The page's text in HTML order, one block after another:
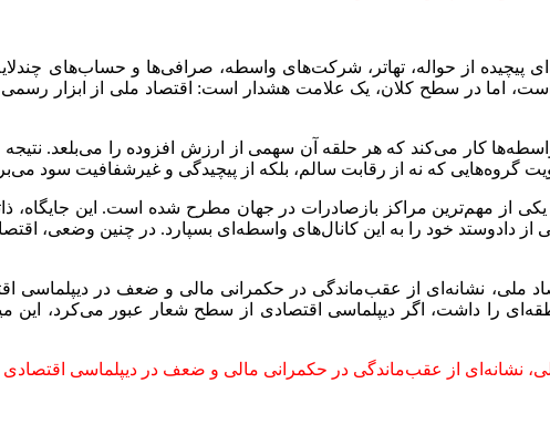
از حواله، تهاتر، شرکت‌های واسطه، صرافی‌ها و حساب‌های
اما در سطح کلان، یک علامت هشدار است: اقتصاد ملی از ابزار رسمی
واسطه‌ها کار می‌کند که هر حلقه آن سهمی از ارزش افزوده را می‌بلعد.
گروه‌هایی که نه از رقابت سالم، بلکه از پیچیدگی و غیرشفافیت سود
از مهم‌ترین مراکز بازصادرات در جهان مطرح شده است. این جایگاه،
دادوستد خود را به این کانال‌های واسطه‌ای بسپارد. در چنین وضعی،
ملی، نشانه‌ای از عقب‌ماندگی در حکمرانی مالی و ضعف در دیپلماسی
را داشت، اگر دیپلماسی اقتصادی از سطح شعار عبور می‌کرد، این
نشانه‌ای از عقب‌ماندگی در حکمرانی مالی و ضعف در دیپلماسی